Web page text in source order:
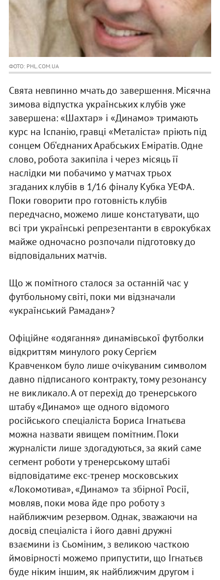
ФОТО: PHL.COM.UA
Свята невпинно мчать до завершення. Місячна
зимова відпустка українських клубів уже
завершена: «Шахтар» і «Динамо» тримають
курс на Іспанію, гравці «Металіста» пріють під
сонцем Об‘єднаних Арабських Еміратів. Одне
слово, робота закипіла і через місяць її
наслідки ми побачимо у матчах трьох
згаданих клубів в 1/16 фіналу Кубка УЕФА.
Поки говорити про готовність клубів
передчасно, можемо лише констатувати, що
всі три українські репрезентанти в єврокубках
майже одночасно розпочали підготовку до
відповідальних матчів.
Що ж помітного сталося за останній час у
футбольному світі, поки ми відзначали
«український Рамадан»?
Офіційне «одягання» динамівської футболки
відкриттям минулого року Сергієм
Кравченком було лише очікуваним символом
давно підписаного контракту, тому резонансу
не викликало. А от перехід до тренерського
штабу «Динамо» ще одного відомого
російського спеціаліста Бориса Ігнатьєва
можна назвати явищем помітним. Поки
журналісти лише здогадуються, за який саме
сегмент роботи у тренерському штабі
відповідатиме екс-тренер московських
«Локомотива», «Динамо» та збірної Росії,
мовляв, поки мова йде про роботу з
найближчим резервом. Однак, зважаючи на
досвід спеціаліста і його давні дружні
взаємини із Сьоміним, з великою часткою
ймовірності можемо припустити, що Ігнатьєв
буде ніким іншим, як найближчим другом і